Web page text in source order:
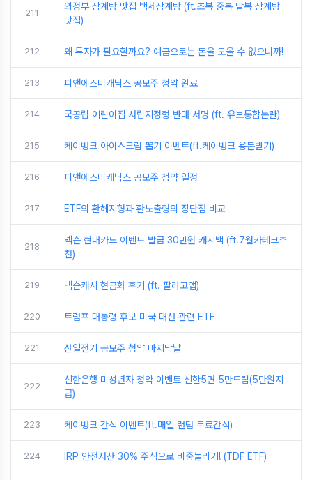
211
의정부 삼계탕 맛집 백세삼계탕 (ft.초복 중복 말복 삼계탕
맛집)
212 왜 투자가 필요할까요? 예금으로는 돈을 모을 수 없으니까!
213 피앤에스미캐닉스 공모주 청약 완료
214 국공립 어린이집 사립지정형 반대 서명 (ft. 유보통합논란)
215 케이뱅크 아이스크림 뽑기 이벤트(ft.케이뱅크 용돈받기)
216 피앤에스미캐닉스 공모주 청약 일정
217 ETF의 환헤지형과 환노출형의 장단점 비교
218
넥슨 현대카드 이벤트 발급 30만원 캐시백 (ft.7월카테크추
천)
219 넥슨캐시 현금화 후기 (ft. 팔라고앱)
220 트럼프 대통령 후보 미국 대선 관련 ETF
221 산일전기 공모주 청약 마지막날
222
신한은행 미성년자 청약 이벤트 신한5면 5만드림(5만원지
급)
223 케이뱅크 간식 이벤트(ft.매일 랜덤 무료간식)
224 IRP 안전자산 30% 주식으로 비중늘리기! (TDF ETF)